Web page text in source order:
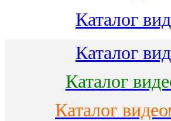
Каталог
Каталог
Каталог
Каталог